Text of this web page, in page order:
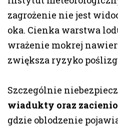
zagrożenie nie jest
oka. Cienka warstwa
wrażenie mokrej
zwiększa ryzyko
Szczególnie
wiadukty oraz
gdzie oblodzenie